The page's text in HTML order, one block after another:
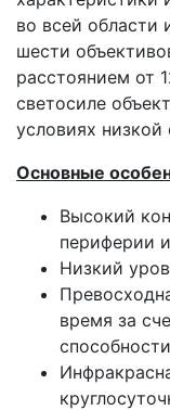
во всей области
шести
расстоянием от
светосиле
условиях
Основные
Высокий
периферии
Низкий
время за